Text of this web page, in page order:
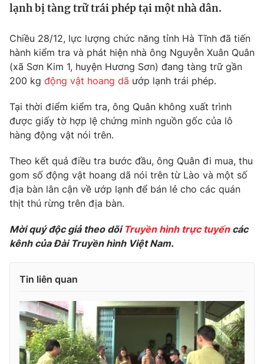
Tin tức
Thế giới đó đây
Kinh tế
Tài chính
Thị trường
Góc doanh nghiệp
Dữ liệu và đời sống
Truyền hình
Hậu trường
Nhân vật
Giải sao mai
Giải trí
Điện ảnh
Âm nhạc
Sao
Đời sống
Làm đẹp
Giáo dục
Tuyển sinh
Học trực tuyến
Hitech Công nghệ tương lai
Sản phẩm
Thị trường
Tư vấn
Lịch phát sóng
lạnh bị tàng trữ trái phép tại một nhà dân.
Chiều 28/12, lực lượng chức năng tỉnh Hà Tĩnh đã tiến
hành kiểm tra và phát hiện nhà ông Nguyễn Xuân Quân
(xã Sơn Kim 1, huyện Hương Sơn) đang tàng trữ gần
200 kg động vật hoang dã ướp lạnh trái phép.
Tại thời điểm kiểm tra, ông Quân không xuất trình
được giấy tờ hợp lệ chứng minh nguồn gốc của lô
hàng động vật nói trên.
Theo kết quả điều tra bước đầu, ông Quân đi mua, thu
gom số động vật hoang dã nói trên từ Lào và một số
địa bàn lân cận về ướp lạnh để bán lẻ cho các quán
thịt thú rừng trên địa bàn.
Mời quý độc giả theo dõi Truyền hình trực tuyếncác
kênh của Đài Truyền hình Việt Nam.
Tin liên quan